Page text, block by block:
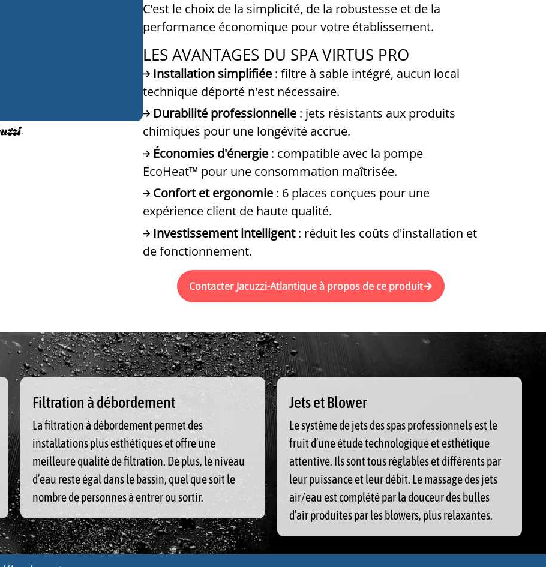
C’est le choix de la simplicité, de la robustesse et de la
performance économique pour votre établissement.
LES AVANTAGES DU SPA VIRTUS PRO
Installation simplifiée : filtre à sable intégré, aucun local
technique déporté n'est nécessaire.
Durabilité professionnelle : jets résistants aux produits
chimiques pour une longévité accrue.
Économies d'énergie : compatible avec la pompe
EcoHeat™ pour une consommation maîtrisée.
Confort et ergonomie : 6 places conçues pour une
expérience client de haute qualité.
Investissement intelligent: réduit les coûts d'installation et
de fonctionnement.
Contacter Jacuzzi-Atlantique à propos de ce produit
Filtration à débordement
La filtration à débordement permet des
installations plus esthétiques et offre une
meilleure qualité de filtration. De plus, le niveau
d’eau reste égal dans le bassin, quel que soit le
nombre de personnes à entrer ou sortir.
Jets et Blower
Le système de jets des spas professionnels est le
fruit d’une étude technologique et esthétique
attentive. Ils sont tous réglables et différents par
leur puissance et leur débit. Le massage des jets
air/eau est complété par la douceur des bulles
d’air produites par les blowers, plus relaxantes.